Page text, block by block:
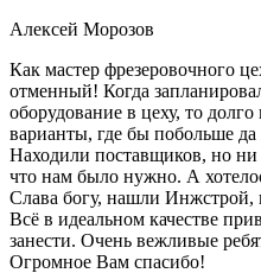
Алексей Морозов
Как мастер фрезеровочного
отменный! Когда
оборудование в цеху, то
варианты, где бы побольше да
Находили поставщиков, но ни
что нам было нужно. А
Слава богу, нашли Инжстрой,
Всё в идеальном качестве
занести. Очень вежливые
Огромное Вам спасибо!